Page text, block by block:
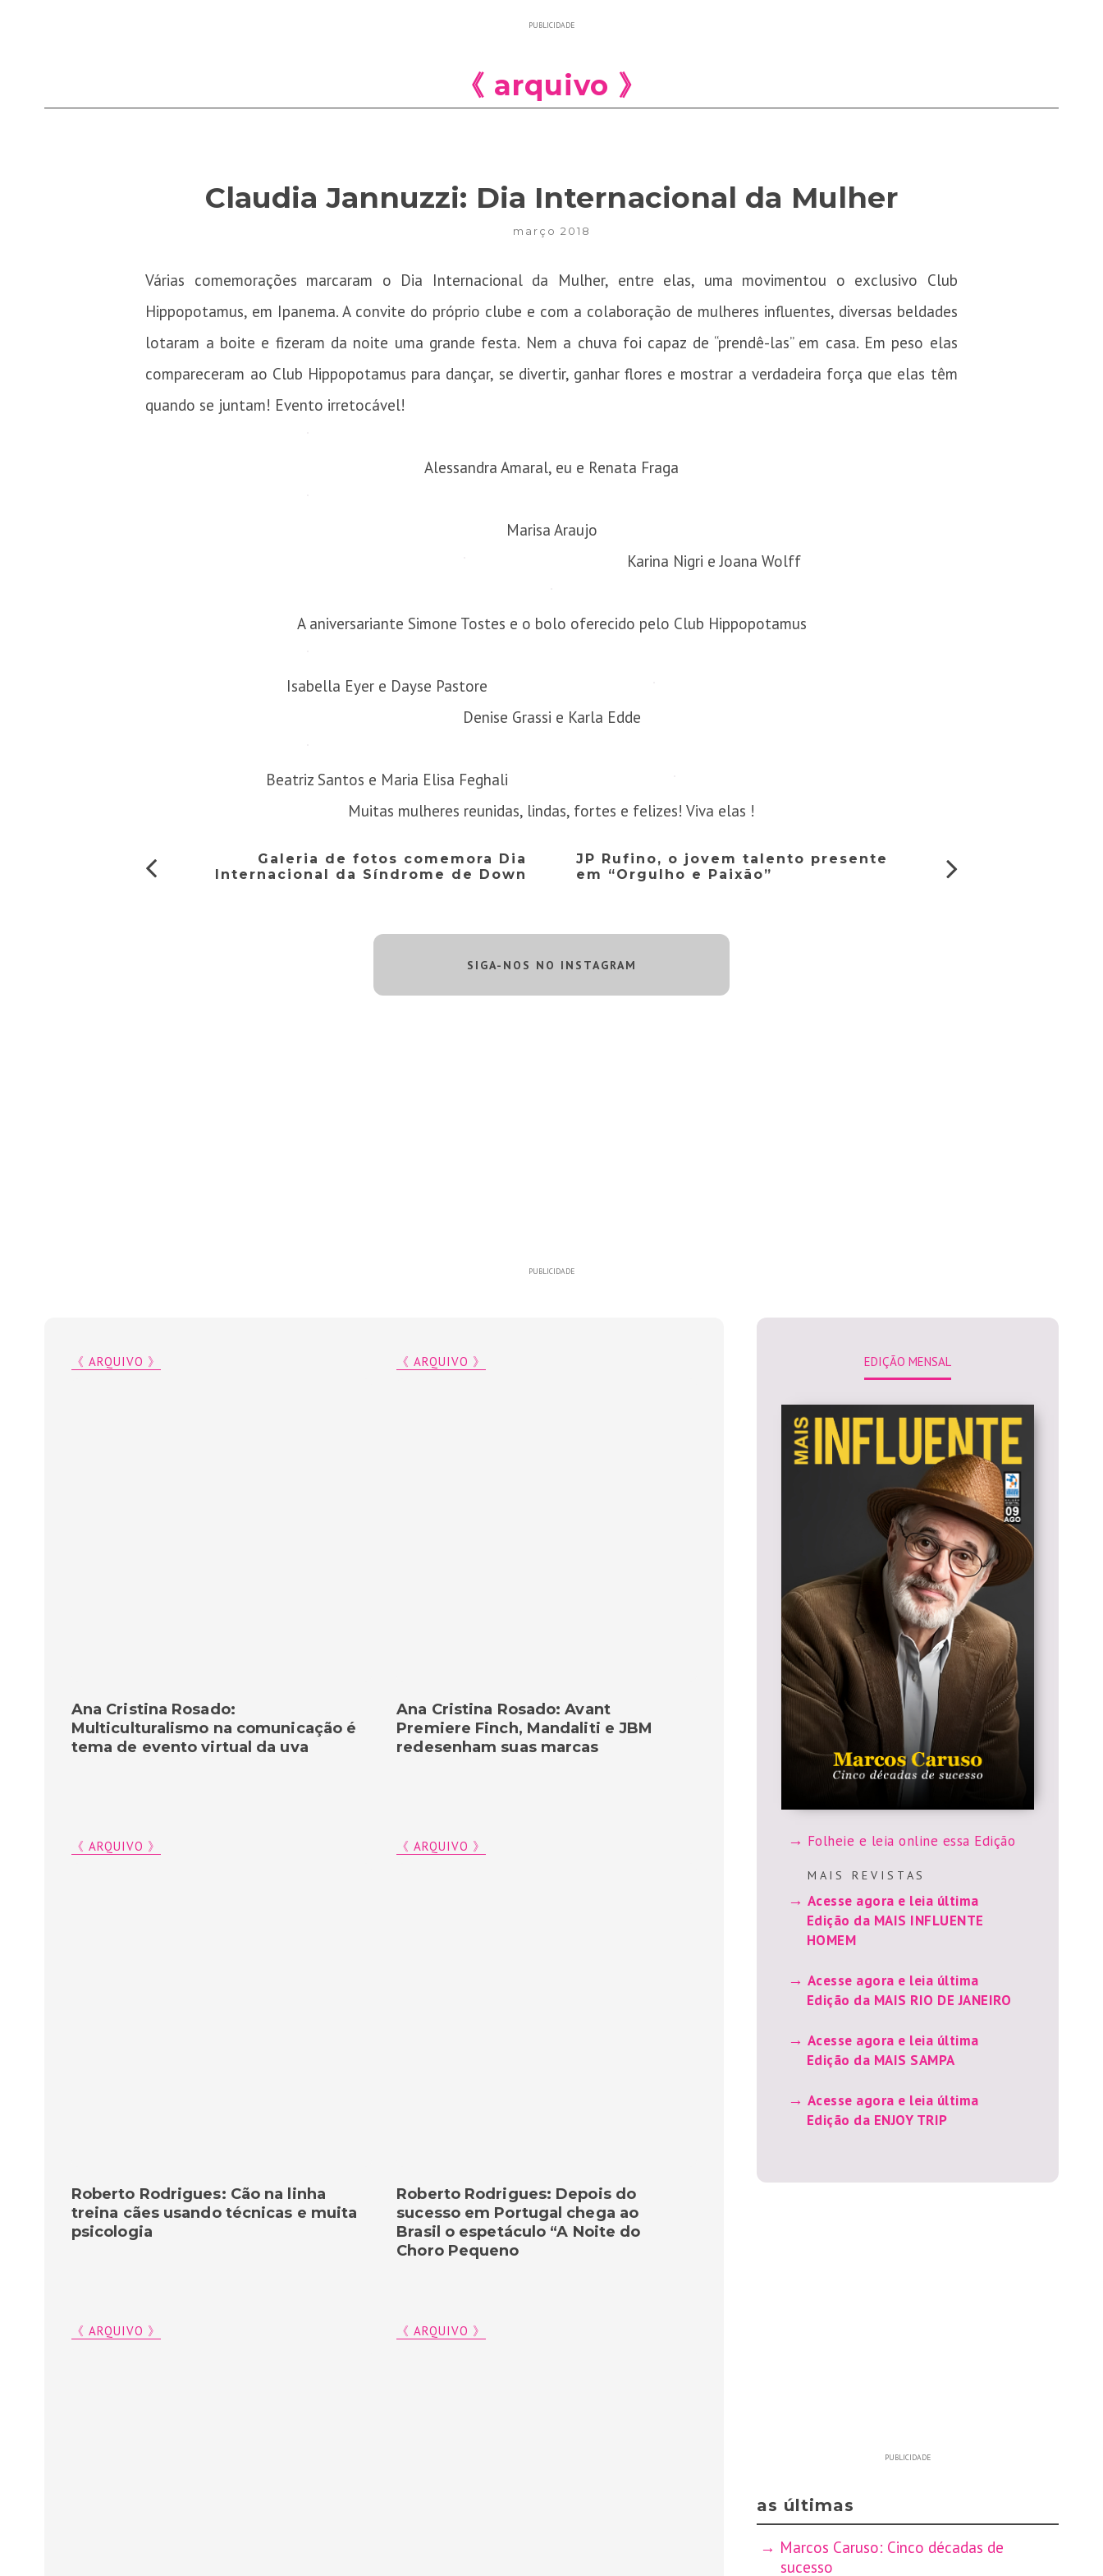
PUBLICIDADE
《 arquivo 》
Claudia Jannuzzi: Dia Internacional da Mulher
março 2018
Várias comemorações marcaram o Dia Internacional da Mulher, entre elas, uma movimentou o exclusivo Club
Hippopotamus, em Ipanema. A convite do próprio clube e com a colaboração de mulheres influentes, diversas beldades
lotaram a boite e fizeram da noite uma grande festa. Nem a chuva foi capaz de “prendê-las” em casa. Em peso elas
compareceram ao Club Hippopotamus para dançar, se divertir, ganhar flores e mostrar a verdadeira força que elas têm
quando se juntam! Evento irretocável!
Alessandra Amaral, eu e Renata Fraga
Marisa Araujo
Karina Nigri e Joana Wolff
A aniversariante Simone Tostes e o bolo oferecido pelo Club Hippopotamus
Isabella Eyer e Dayse Pastore
Denise Grassi e Karla Edde
Beatriz Santos e Maria Elisa Feghali
Muitas mulheres reunidas, lindas, fortes e felizes! Viva elas !
Galeria de fotos comemora Dia
Internacional da Síndrome de Down
JP Rufino, o jovem talento presente
em “Orgulho e Paixão”
SIGA-NOS NO INSTAGRAM
PUBLICIDADE
《 ARQUIVO 》
Ana Cristina Rosado: Avant
Premiere Finch, Mandaliti e JBM
redesenham suas marcas
《 ARQUIVO 》
Ana Cristina Rosado:
Multiculturalismo na comunicação é
tema de evento virtual da uva
《 ARQUIVO 》
Roberto Rodrigues: Depois do
sucesso em Portugal chega ao
Brasil o espetáculo “A Noite do
Choro Pequeno
《 ARQUIVO 》
Roberto Rodrigues: Cão na linha
treina cães usando técnicas e muita
psicologia
《 ARQUIVO 》
《 ARQUIVO 》
EDIÇÃO MENSAL
Folheie e leia online essa Edição
M A I S R E V I S T A S
Acesse agora e leia última
Edição da MAIS INFLUENTE
HOMEM
Acesse agora e leia última
Edição da MAIS RIO DE JANEIRO
Acesse agora e leia última
Edição da MAIS SAMPA
Acesse agora e leia última
Edição da ENJOY TRIP
PUBLICIDADE
as últimas
Marcos Caruso: Cinco décadas de
sucesso